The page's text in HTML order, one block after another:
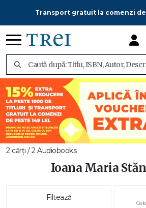
Transport gratuit la comenzi de
2 cărți / 2 Audiobooks
Ioana Maria
Filtează